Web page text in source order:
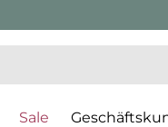
Sale